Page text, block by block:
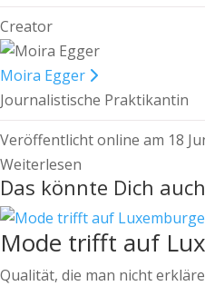
Creator
Moira Egger
Journalistische Praktikantin
Veröffentlicht online am 18
Weiterlesen
Das könnte Dich
Mode trifft auf
Qualität, die man nicht